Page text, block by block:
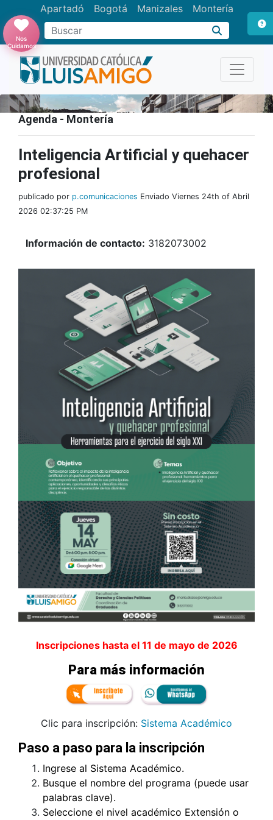
Apartadó Bogotá Manizales Montería
Buscar
Nos
Cuidamos
Agenda - Montería
Inteligencia Artificial y quehacer
profesional
publicado por p.comunicaciones Enviado Viernes 24th of Abril
2026 02:37:25 PM
Información de contacto: 3182073002
Inscripciones hasta el 11 de mayo de 2026
Para más información
Clic para inscripción: Sistema Académico
Paso a paso para la inscripción
Ingrese al Sistema Académico.
Busque el nombre del programa (puede usar
palabras clave).
Seleccione el nivel académico Extensión o